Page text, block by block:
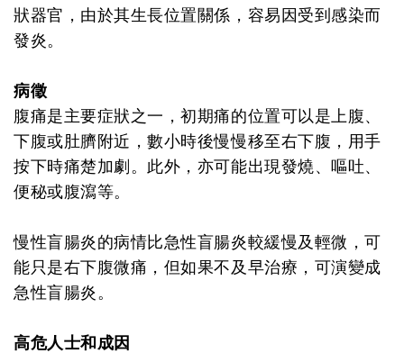
狀器官，由於其生長位置關係，容易因受到感染而
發炎。
病徵
腹痛是主要症狀之一，初期痛的位置可以是上腹、
下腹或肚臍附近，數小時後慢慢移至右下腹，用手
按下時痛楚加劇。此外，亦可能出現發燒、嘔吐、
便秘或腹瀉等。
慢性盲腸炎的病情比急性盲腸炎較緩慢及輕微，可
能只是右下腹微痛，但如果不及早治療，可演變成
急性盲腸炎。
高危人士和成因